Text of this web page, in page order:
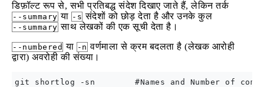
डिफ़ॉल्ट रूप से, सभी प्रतिबद्ध संदेश दिखाए जाते हैं, लेकिन तर्क
--summary या -s संदेशों को छोड़ देता है और उनके कुल
--summary साथ लेखकों की एक सूची देता है।
--numbered या -n वर्णमाला से क्रम बदलता है (लेखक आरोही
द्वारा) अवरोही की संख्या।
git shortlog -sn        #Names and Number of